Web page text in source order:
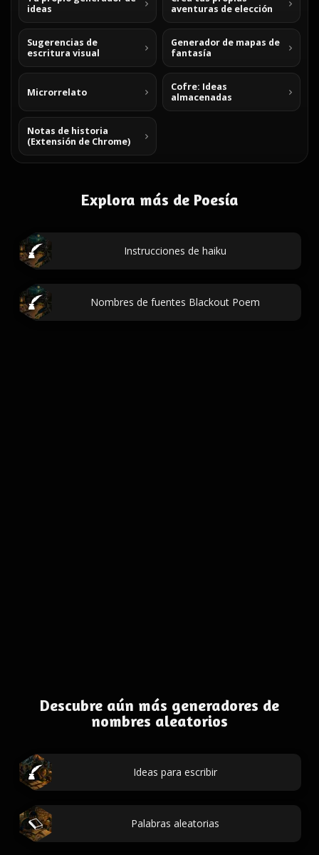
ideas
aventuras de elección
Sugerencias de
escritura visual
Generador de mapas de
fantasía
Microrrelato
Cofre: Ideas
almacenadas
Notas de historia
(Extensión de Chrome)
Explora más de Poesía
Instrucciones de haiku
Nombres de fuentes Blackout Poem
Descubre aún más generadores de
nombres aleatorios
Ideas para escribir
Palabras aleatorias